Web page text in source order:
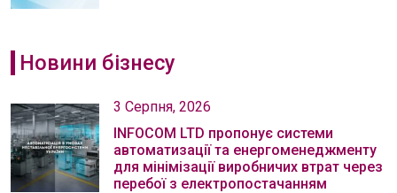
Новини бізнесу
3 Серпня, 2026
INFOCOM LTD пропонує системи
автоматизації та енергоменеджменту
для мінімізації виробничих втрат через
перебої з електропостачанням